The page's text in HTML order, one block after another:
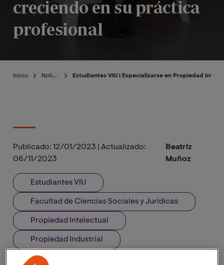
creciendo en su práctica
profesional
Inicio Noticias Estudiantes VIU | Especializarse en Propiedad
Publicado: 12/01/2023
Actualizado:
06/11/2023
Beatriz
Muñoz
Estudiantes VIU
Facultad de Ciencias Sociales y Jurídicas
Propiedad Intelectual
Propiedad Industrial